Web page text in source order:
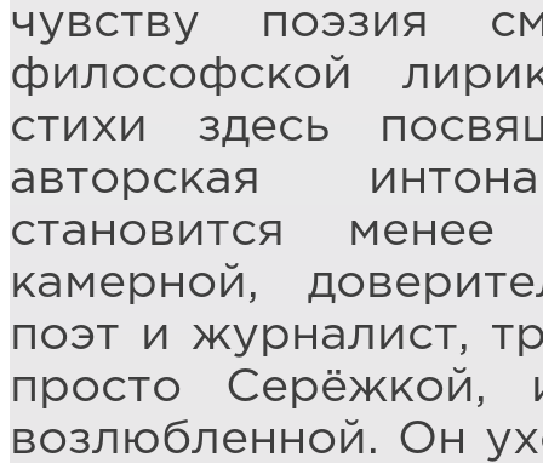
чувству поэзия
философской
стихи здесь
авторская
становится
камерной,
поэт и журналист,
просто Серёжкой,
возлюбленной. Он